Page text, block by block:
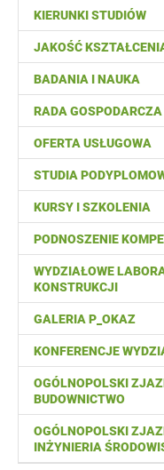
KIERUNKI STUDIÓW
JAKOŚĆ
BADANIA I NAUKA
RADA GOSPODARCZA
OFERTA USŁUGOWA
STUDIA
KURSY I SZKOLENIA
PODNOSZENIE
WYDZIAŁOWE
KONSTRUKCJI
GALERIA P_OKAZ
KONFERENCJE
OGÓLNOPOLSKI
BUDOWNICTWO
OGÓLNOPOLSKI
INŻYNIERIA